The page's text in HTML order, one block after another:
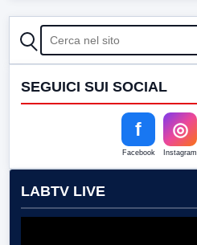
CERCA
SEGUICI SUI SOCIAL
f
Facebook
◎
Instagram
LABTV LIVE